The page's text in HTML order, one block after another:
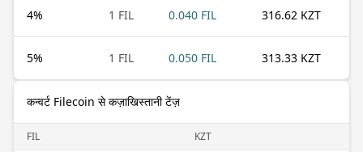
4% 1 FIL 0.040 FIL 316.62 KZT
5% 1 FIL 0.050 FIL 313.33 KZT
कन्वर्ट Filecoin से कज़ाखिस्तानी टेंज़
FIL KZT